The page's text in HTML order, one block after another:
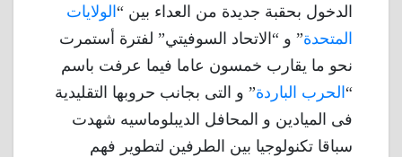
الدخول بحقبة جديدة من العداء بين “ الولايات
المتحدة” و “الاتحاد السوفيتي” لفترة أستمرت
نحو ما يقارب خمسون عاما فيما عرفت باسم
“ الحرب الباردة” و التى بجانب حروبها التقليدية
فى الميادين و المحافل الديبلوماسيه شهدت
سباقا تكنولوجيا بين الطرفين لتطوير فهم